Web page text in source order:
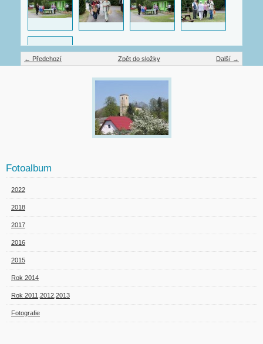
← Předchozí Další →
Zpět do složky
Fotoalbum
2022
2018
2017
2016
2015
Rok 2014
Rok 2011,2012,2013
Fotografie